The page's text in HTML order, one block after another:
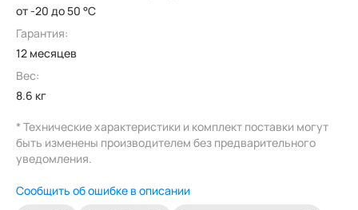
от -20 до 50 °C
Гарантия:
12 месяцев
Вес:
8.6 кг
* Технические характеристики и комплект поставки могут
быть изменены производителем без предварительного
уведомления.
Сообщить об ошибке в описании